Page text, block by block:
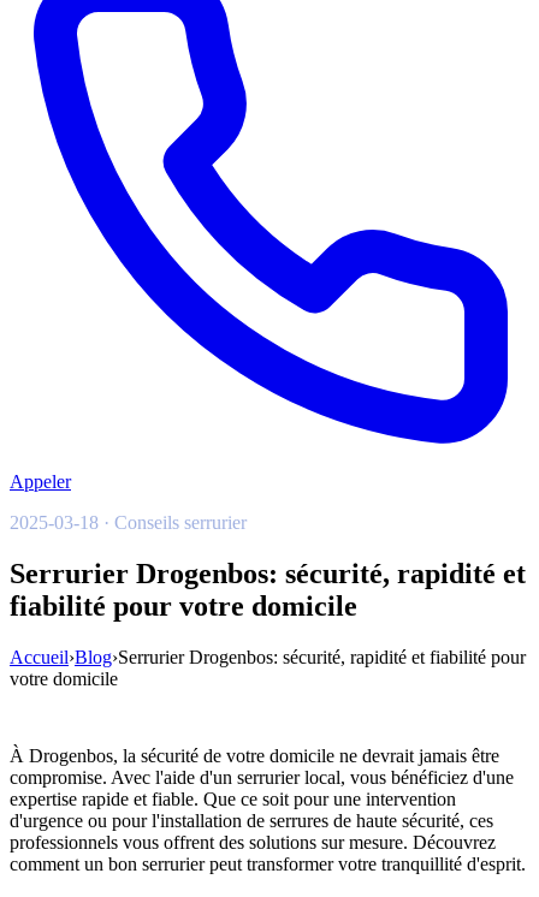
Appeler
2025-03-18 · Conseils serrurier
Serrurier Drogenbos: sécurité, rapidité et
fiabilité pour votre domicile
Accueil›Blog›Serrurier Drogenbos: sécurité, rapidité et fiabilité pour
votre domicile
À Drogenbos, la sécurité de votre domicile ne devrait jamais être
compromise. Avec l'aide d'un serrurier local, vous bénéficiez d'une
expertise rapide et fiable. Que ce soit pour une intervention
d'urgence ou pour l'installation de serrures de haute sécurité, ces
professionnels vous offrent des solutions sur mesure. Découvrez
comment un bon serrurier peut transformer votre tranquillité d'esprit.